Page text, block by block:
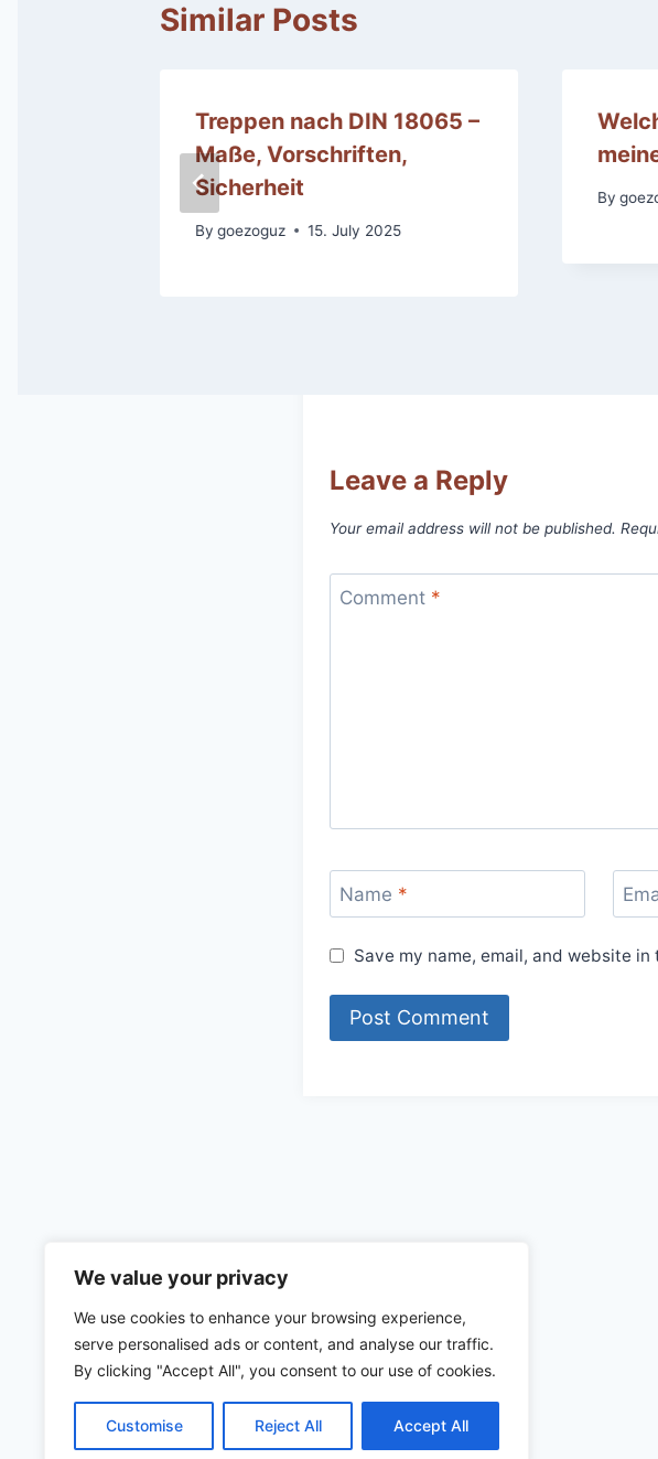
We value your privacy
We use cookies to enhance your browsing experience,
serve personalised ads or content, and analyse our traffic.
By clicking "Accept All", you consent to our use of cookies.
Customise Reject All Accept All
Similar Posts
Treppen nach DIN 18065 –
Maße, Vorschriften,
Sicherheit
By goezoguz 15. July 2025
By
Leave a Reply
Your email address will not be published.
Comment *
Name *
Save my name, email, and website
Über uns